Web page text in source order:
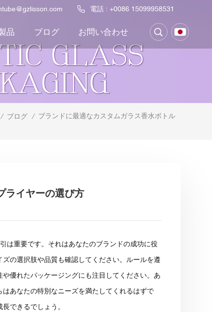
電話 : +0086 15099958531
品 ブログ お問い合わせ
/ ブログ /
ブランドに最適なカスタムガラス香水ボトル
ライヤーの選び方
は重要です。それはあなたのブランドの成功に役
の選択肢や品質も確認してください。ルールを遵
優れたパッケージングにも注目してください。あ
あなたの特別なニーズを満たしてくれるはずで
できるでしょう。